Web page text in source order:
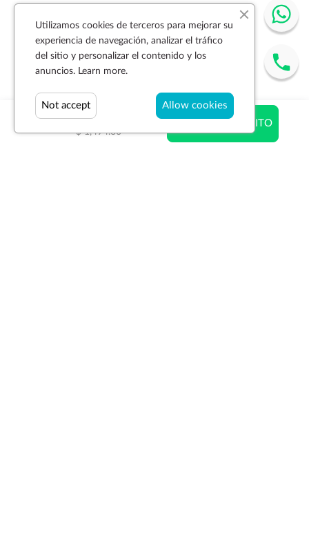
$ 1,200.16
$ 1,494.60
AÑADIR AL CARRITO
Utilizamos cookies de terceros para mejorar su
experiencia de navegación, analizar el tráfico
del sitio y personalizar el contenido y los
anuncios. Learn more.
Allow cookies
Not accept